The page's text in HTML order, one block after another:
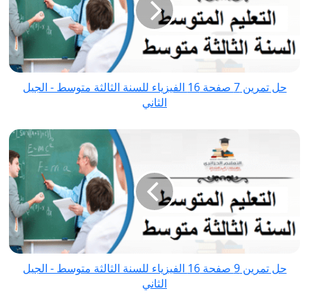
الفيزياء
للسنة
متوسط
حل تمرين 7 صفحة 16 الفيزياء للسنة الثالثة متوسط - الجيل
الثاني
الفيزياء
للسنة
متوسط
حل تمرين 9 صفحة 16 الفيزياء للسنة الثالثة متوسط - الجيل
الثاني